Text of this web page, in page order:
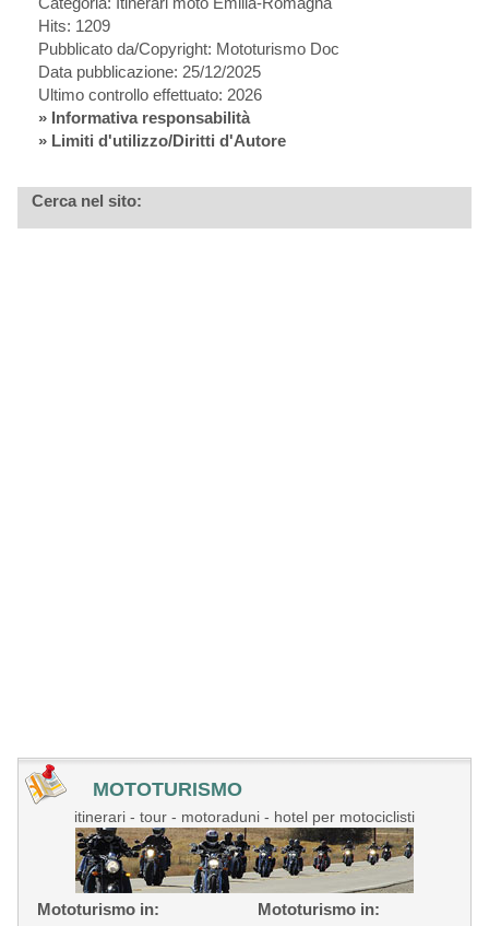
Hits: 1209
Pubblicato da/Copyright: Mototurismo Doc
Data pubblicazione: 25/12/2025
Ultimo controllo effettuato: 2026
» Informativa responsabilità
» Limiti d'utilizzo/Diritti d'Autore
Cerca nel sito:
MOTOTURISMO
itinerari - tour - motoraduni - hotel per motociclisti
Mototurismo in:
Mototurismo in: